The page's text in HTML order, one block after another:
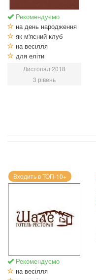
Рекомендуємо
на день народження
як м'ясний клуб
на весілля
для еліти
Листопад 2018
3 рівень
Входить в ТОП-10+
Рекомендуємо
на весілля